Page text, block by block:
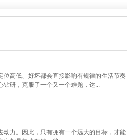
高低、好坏都会直接影响有规律的生活节奏
研，克服了一个又一个难题，达...
力。因此，只有拥有一个远大的目标，才能